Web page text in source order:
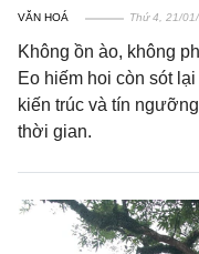
VĂN HOÁ Thứ 4, 21/
Không ồn ào, không
Eo hiếm hoi còn sót
kiến trúc và tín
thời gian.